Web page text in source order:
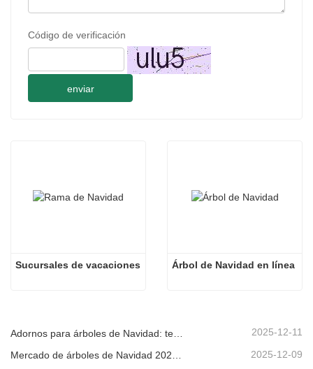
Código de verificación
enviar
Sucursales de vacaciones Árbol de Navidad en línea
2025-12-11
2025-12-09